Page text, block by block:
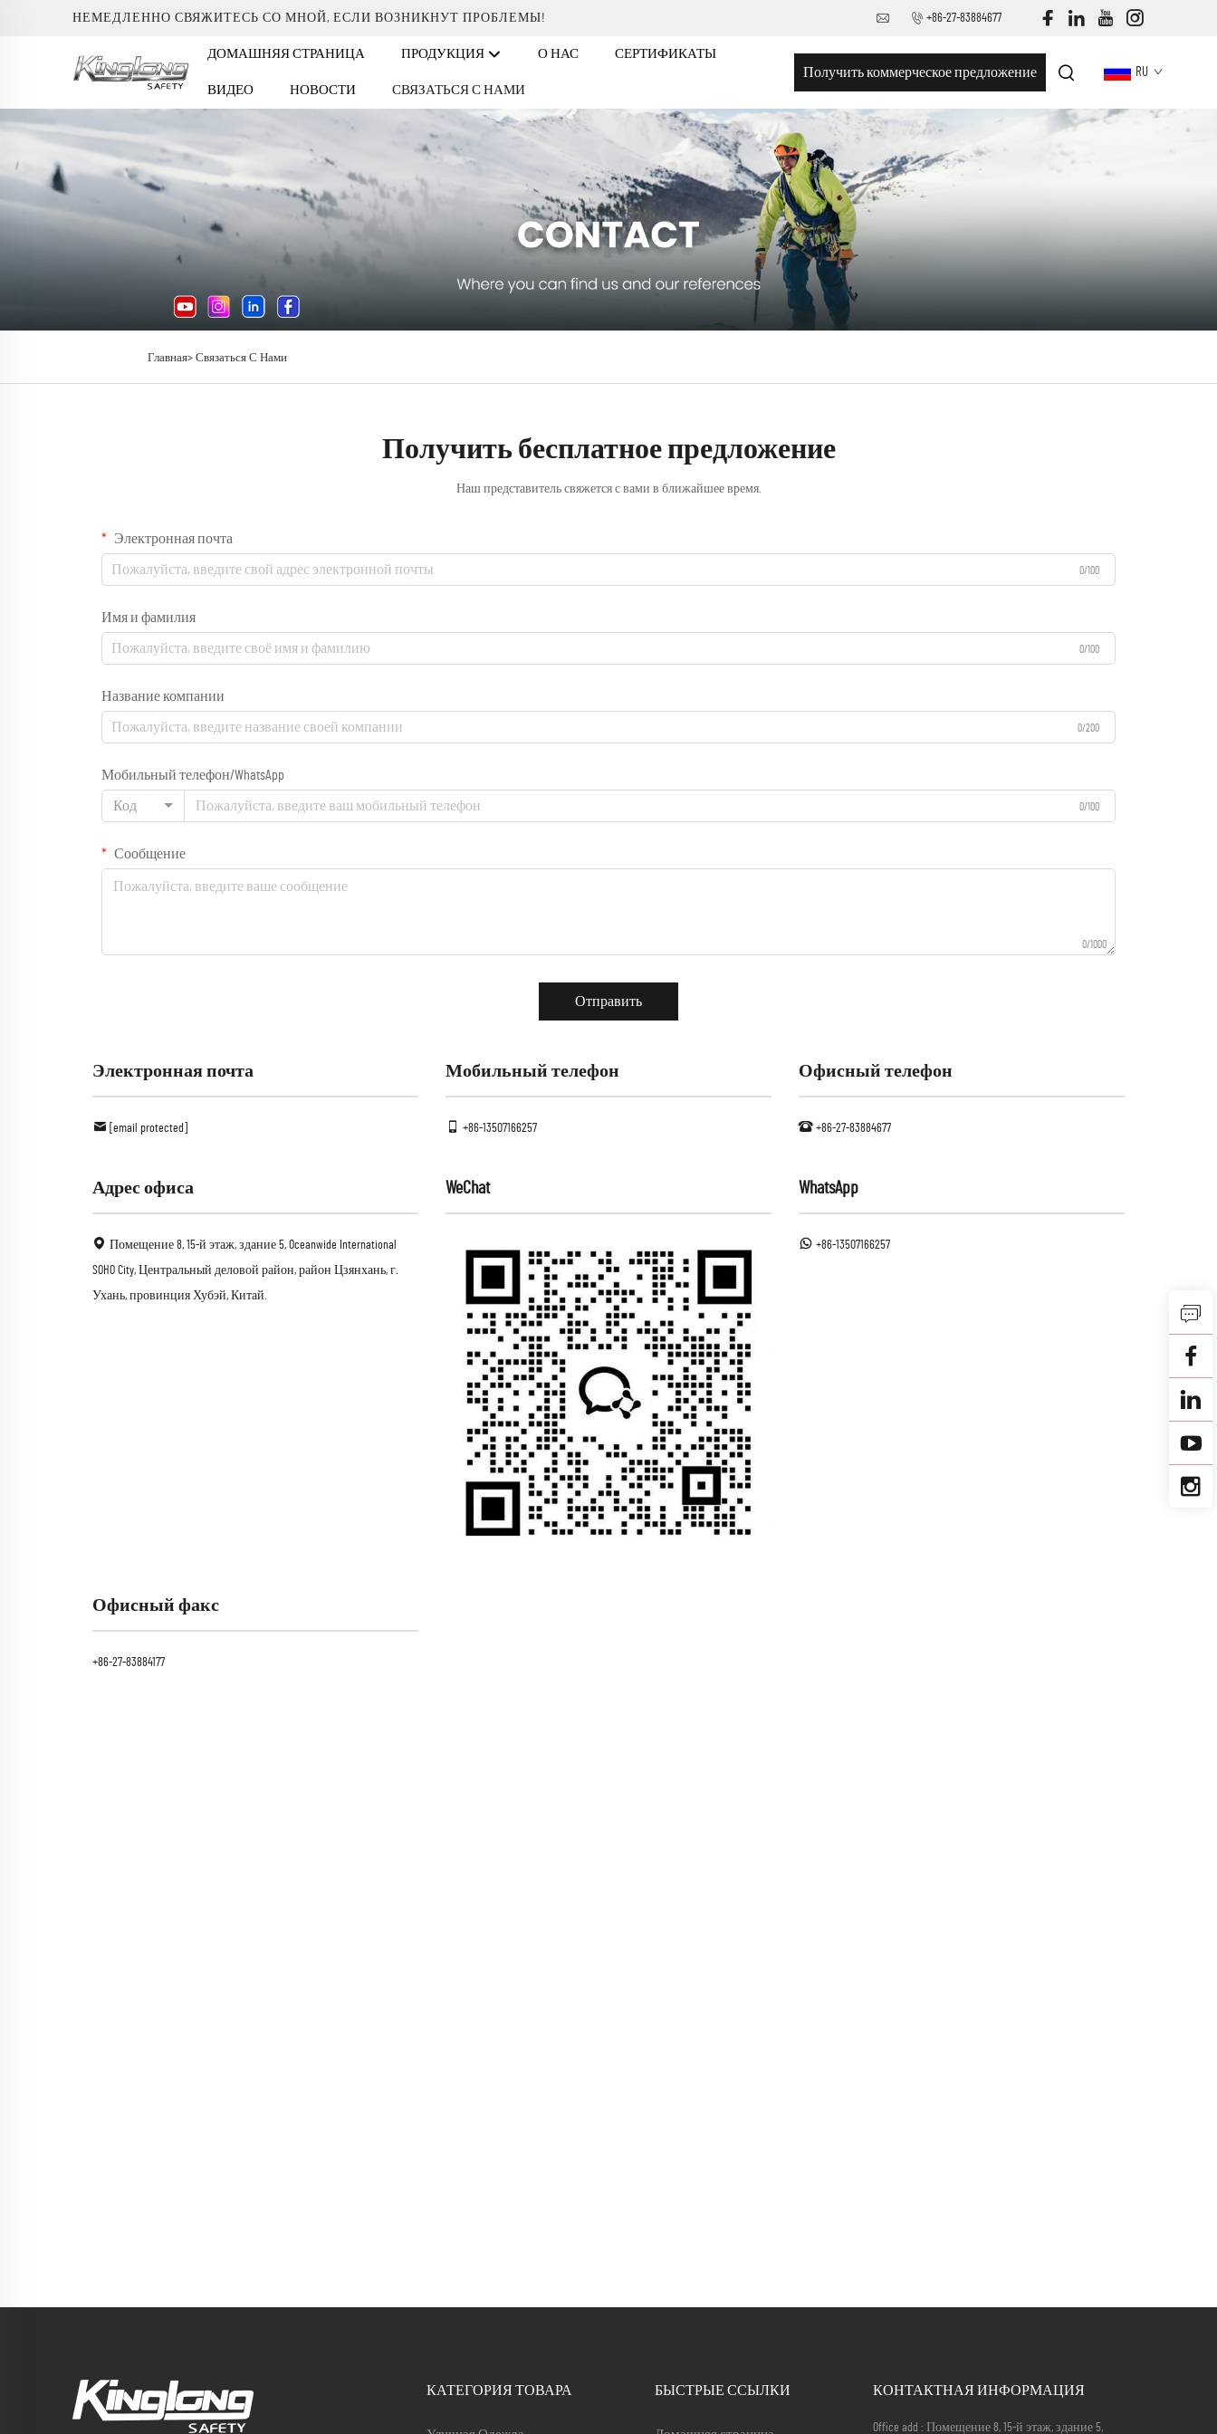
НЕМЕДЛЕННО СВЯЖИТЕСЬ СО МНОЙ, ЕСЛИ ВОЗНИКНУТ ПРОБЛЕМЫ! +86-27-83884677
ДОМАШНЯЯ СТРАНИЦА ПРОДУКЦИЯ О НАС СЕРТИФИКАТЫ
ВИДЕО НОВОСТИ СВЯЗАТЬСЯ С НАМИ
Получить коммерческое предложение RU
Главная> Связаться С Нами
Получить бесплатное предложение
Наш представитель свяжется с вами в ближайшее время.
Электронная почта
0/100
Имя и фамилия
0/100
Название компании
0/200
Мобильный телефон/WhatsApp
Код 0/100
Сообщение
0/1000
Отправить
Электронная почта
[email protected]
Мобильный телефон
+86-13507166257
Офисный телефон
+86-27-83884677
Адрес офиса
Помещение 8, 15-й этаж, здание 5, Oceanwide International
SOHO City, Центральный деловой район, район Цзянхань, г.
Ухань, провинция Хубэй, Китай.
WeChat WhatsApp
+86-13507166257
Офисный факс
+86-27-83884177
КАТЕГОРИЯ ТОВАРА БЫСТРЫЕ ССЫЛКИ КОНТАКТНАЯ ИНФОРМАЦИЯ
Office add : Помещение 8, 15-й этаж, здание 5,